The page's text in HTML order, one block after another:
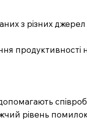
з різних
продуктивності
рівень помилок